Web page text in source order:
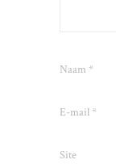
Naam *
E-mail *
Site